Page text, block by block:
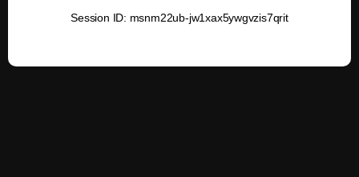
Session ID: msnm22ub-jw1xax5ywgvzis7qrit